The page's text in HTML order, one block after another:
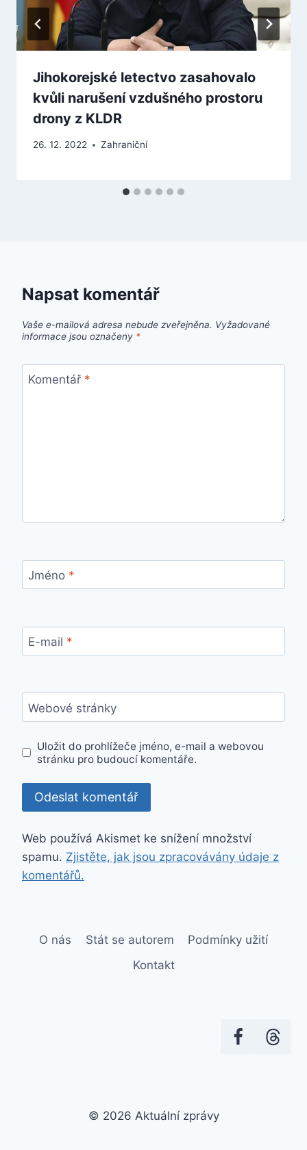
Jihokorejské letectvo zasahovalo
kvůli narušení vzdušného prostoru
drony z KLDR
26. 12. 2022 Zahraniční
Napsat komentář
Vaše e-mailová adresa nebude zveřejněna. Vyžadované
informace jsou označeny *
Komentář *
Jméno *
E-mail *
Webové stránky
Uložit do prohlížeče jméno, e-mail a webovou
stránku pro budoucí komentáře.
Web používá Akismet ke snížení množství
spamu. Zjistěte, jak jsou zpracovávány údaje z
komentářů.
O nás Stát se autorem
Podmínky užití
Kontakt
© 2026 Aktuální zprávy